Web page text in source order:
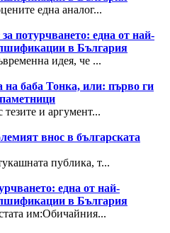
една аналог...
потурчването: една от най-
в България
идея, че ...
на баба Тонка, или: първо ги
и аргумент...
внос в българската
публика, т...
една от най-
в България
им:Обичайния...